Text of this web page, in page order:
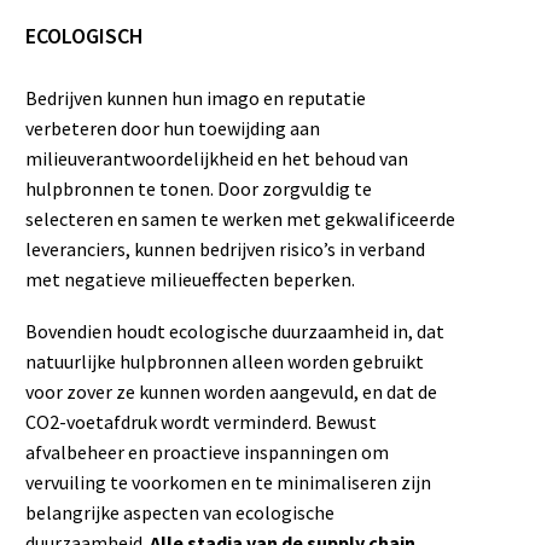
ECOLOGISCH
Bedrijven kunnen hun imago en reputatie
verbeteren door hun toewijding aan
milieuverantwoordelijkheid en het behoud van
hulpbronnen te tonen. Door zorgvuldig te
selecteren en samen te werken met gekwalificeerde
leveranciers, kunnen bedrijven risico’s in verband
met negatieve milieueffecten beperken.
Bovendien houdt ecologische duurzaamheid in, dat
natuurlijke hulpbronnen alleen worden gebruikt
voor zover ze kunnen worden aangevuld, en dat de
CO2-voetafdruk wordt verminderd. Bewust
afvalbeheer en proactieve inspanningen om
vervuiling te voorkomen en te minimaliseren zijn
belangrijke aspecten van ecologische